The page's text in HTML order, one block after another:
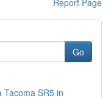
Report Page
Go
Tacoma SR5 in